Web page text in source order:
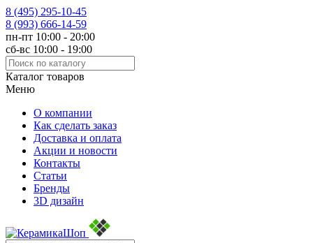
8 (495) 295-10-45
8 (993) 666-14-59
пн-пт 10:00 - 20:00
сб-вс 10:00 - 19:00
Каталог товаров
Меню
О компании
Как сделать заказ
Доставка и оплата
Акции и новости
Контакты
Статьи
Бренды
3D дизайн